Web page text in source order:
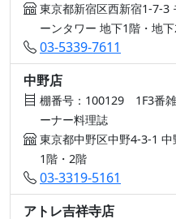
東京都新宿区西新宿1-7-3
ーンタワー 地下1階・地
03-5339-7611
中野店
棚番号：100129 1F3番
ーナー料理誌
東京都中野区中野4-3-1
1階・2階
03-3319-5161
アトレ吉祥寺店